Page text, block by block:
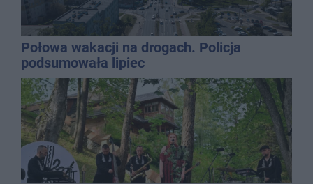
Połowa wakacji na drogach. Policja
podsumowała lipiec